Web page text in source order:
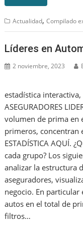
Actualidad,Compilado
Líderes en
2 noviembre, 2023
estadística
ASEGURADORES
volumen de prima en
primeros, concentran
ESTADÍSTICA AQUÍ.
cada grupo? Los
analizar la estructura
aseguradores,
negocio. En
autos en el total de
filtros…